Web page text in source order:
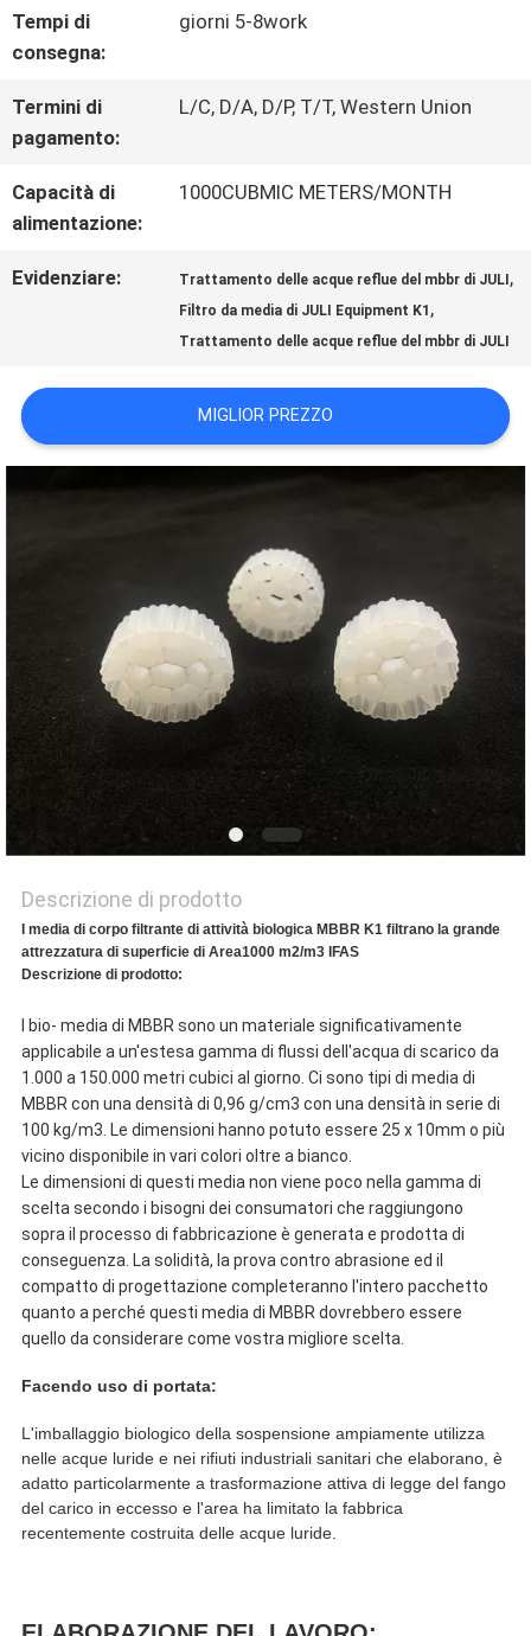
CONTATTACI
CHIEDI UN
PREVENTIVO
SITO
POLITICA
PRIVACY
Tempi di
consegna:
giorni 5-8work
Termini di
pagamento:
L/C, D/A, D/P, T/T, Western Union
Capacità di
alimentazione:
1000CUBMIC METERS/MONTH
Evidenziare: Trattamento delle acque reflue del mbbr di JULI ,
Filtro da media di JULI Equipment K1 ,
Trattamento delle acque reflue del mbbr di JULI
MIGLIOR PREZZO
Descrizione di prodotto
I media di corpo filtrante di attività biologica MBBR K1 filtrano la grande
attrezzatura di superficie di Area1000 m2/m3 IFAS
Descrizione di prodotto:
I bio- media di MBBR sono un materiale significativamente
applicabile a un'estesa gamma di flussi dell'acqua di scarico da
1.000 a 150.000 metri cubici al giorno. Ci sono tipi di media di
MBBR con una densità di 0,96 g/cm3 con una densità in serie di
100 kg/m3. Le dimensioni hanno potuto essere 25 x 10mm o più
vicino disponibile in vari colori oltre a bianco.
Le dimensioni di questi media non viene poco nella gamma di
scelta secondo i bisogni dei consumatori che raggiungono
sopra il processo di fabbricazione è generata e prodotta di
conseguenza. La solidità, la prova contro abrasione ed il
compatto di progettazione completeranno l'intero pacchetto
quanto a perché questi media di MBBR dovrebbero essere
quello da considerare come vostra migliore scelta.
Facendo uso di portata:
L'imballaggio biologico della sospensione ampiamente utilizza
nelle acque luride e nei rifiuti industriali sanitari che elaborano, è
adatto particolarmente a trasformazione attiva di legge del fango
del carico in eccesso e l'area ha limitato la fabbrica
recentemente costruita delle acque luride.